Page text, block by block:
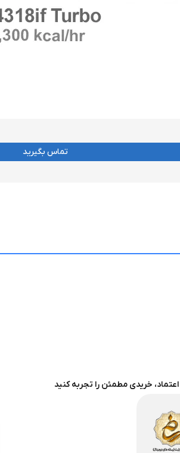
تماس بگیرید
خریدی مطمئن را تجربه کنید